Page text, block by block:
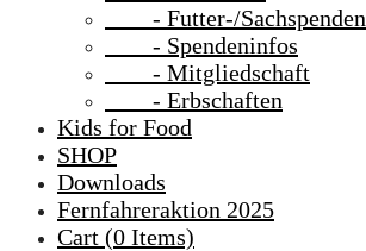
- Futter-/Sachspenden
- Spendeninfos
- Mitgliedschaft
- Erbschaften
Kids for Food
SHOP
Downloads
Fernfahreraktion 2025
Cart (0 Items)